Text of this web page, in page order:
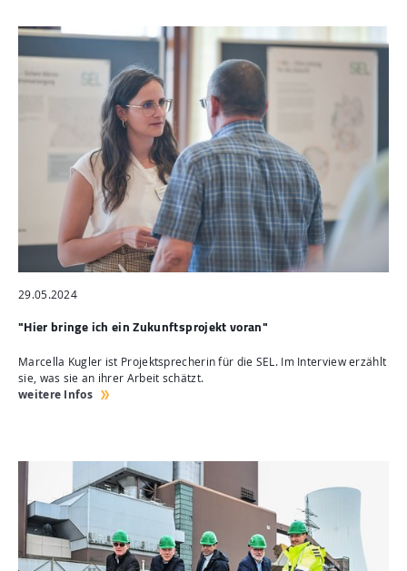
29.05.2024
"Hier bringe ich ein Zukunftsprojekt voran"
Marcella Kugler ist Projektsprecherin für die SEL. Im Interview erzählt
sie, was sie an ihrer Arbeit schätzt.
weitere Infos